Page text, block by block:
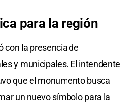
para la región
con la presencia de
y municipales. El intendente
que el monumento busca
un nuevo símbolo para la